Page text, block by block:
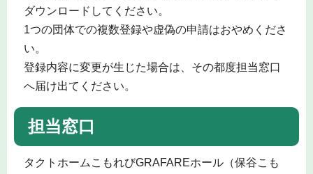
ダウンロードしてください。
1つの団体での複数登録や虚偽の申請はおやめくださ
い。
登録内容に変更が生じた場合は、その都度担当窓口
へ届け出てください。
担当窓口
タクトホームこもれびGRAFAREホール（保谷こも